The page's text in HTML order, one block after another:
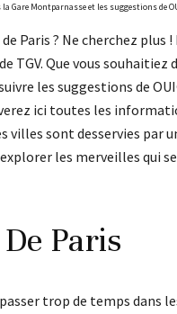
Gare Montparnasse et les suggestions de
Paris ? Ne cherchez plus
TGV. Que vous souhaitiez
les suggestions de
ici toutes les
sont desservies par
les merveilles qui
Paris
trop de temps dans